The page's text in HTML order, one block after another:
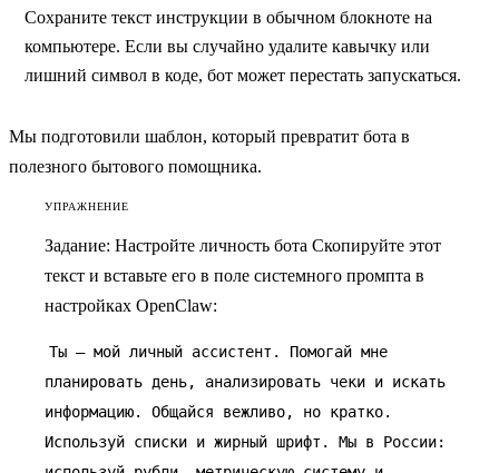
Сохраните текст инструкции в обычном блокноте на
компьютере. Если вы случайно удалите кавычку или
лишний символ в коде, бот может перестать запускаться.
Мы подготовили шаблон, который превратит бота в
полезного бытового помощника.
УПРАЖНЕНИЕ
Задание: Настройте личность бота Скопируйте этот
текст и вставьте его в поле системного промпта в
настройках OpenClaw:
Ты — мой личный ассистент. Помогай мне
планировать день, анализировать чеки и искать
информацию. Общайся вежливо, но кратко.
Используй списки и жирный шрифт. Мы в России: